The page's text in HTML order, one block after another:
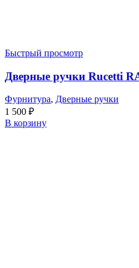
Быстрый просмотр
Дверные ручки Rucetti
Фурнитура, Дверные ручки
1 500 ₽
В корзину